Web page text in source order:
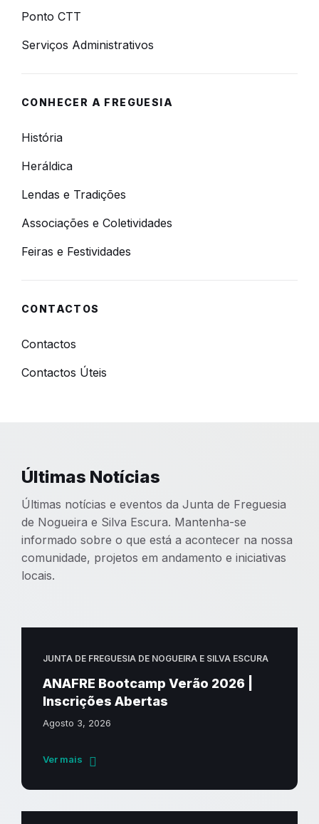
Ponto CTT
Serviços Administrativos
CONHECER A FREGUESIA
História
Heráldica
Lendas e Tradições
Associações e Coletividades
Feiras e Festividades
CONTACTOS
Contactos
Contactos Úteis
Últimas Notícias
Últimas notícias e eventos da Junta de Freguesia
de Nogueira e Silva Escura. Mantenha-se
informado sobre o que está a acontecer na nossa
comunidade, projetos em andamento e iniciativas
locais.
JUNTA DE FREGUESIA DE NOGUEIRA E SILVA ESCURA
ANAFRE Bootcamp Verão 2026 |
Inscrições Abertas
Agosto 3, 2026
Ver mais